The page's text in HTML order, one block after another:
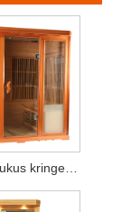
Kamar ngukus kringet kayu padhet